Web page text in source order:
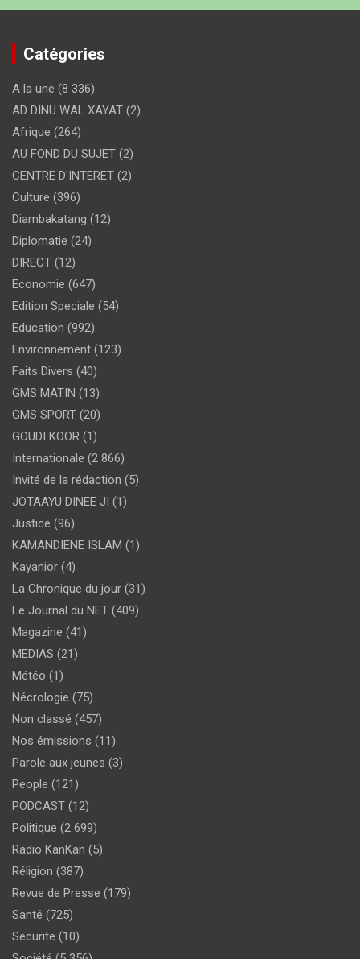
Catégories
A la une (8 336)
AD DINU WAL XAYAT (2)
Afrique (264)
AU FOND DU SUJET (2)
CENTRE D'INTERET (2)
Culture (396)
Diambakatang (12)
Diplomatie (24)
DIRECT (12)
Economie (647)
Edition Speciale (54)
Education (992)
Environnement (123)
Faits Divers (40)
GMS MATIN (13)
GMS SPORT (20)
GOUDI KOOR (1)
Internationale (2 866)
Invité de la rédaction (5)
JOTAAYU DINEE JI (1)
Justice (96)
KAMANDIENE ISLAM (1)
Kayanior (4)
La Chronique du jour (31)
Le Journal du NET (409)
Magazine (41)
MEDIAS (21)
Météo (1)
Nécrologie (75)
Non classé (457)
Nos émissions (11)
Parole aux jeunes (3)
People (121)
PODCAST (12)
Politique (2 699)
Radio KanKan (5)
Réligion (387)
Revue de Presse (179)
Santé (725)
Securite (10)